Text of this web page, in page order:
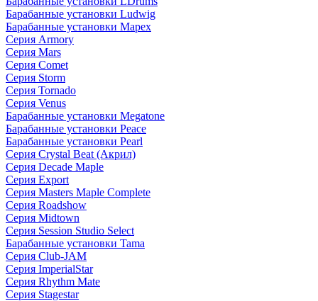
Барабанные установки Ludwig
Барабанные установки Mapex
Серия Armory
Серия Mars
Серия Comet
Серия Storm
Серия Tornado
Серия Venus
Барабанные установки Megatone
Барабанные установки Peace
Барабанные установки Pearl
Серия Crystal Beat (Акрил)
Серия Decade Maple
Серия Export
Серия Masters Maple Complete
Серия Roadshow
Серия Midtown
Серия Session Studio Select
Барабанные установки Tama
Серия Club-JAM
Серия ImperialStar
Серия Rhythm Mate
Серия Stagestar